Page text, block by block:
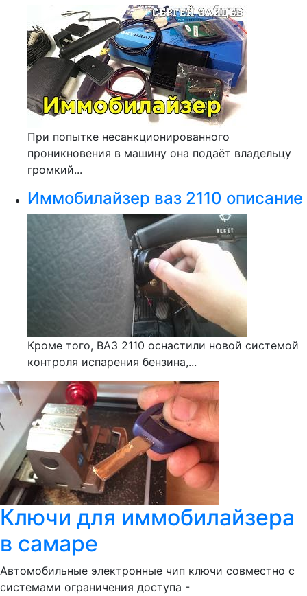
При попытке несанкционированного
проникновения в машину она подаёт владельцу
громкий...
Иммобилайзер ваз 2110 описание
Кроме того, ВАЗ 2110 оснастили новой системой
контроля испарения бензина,...
Ключи для иммобилайзера
в самаре
Автомобильные электронные чип ключи совместно с
системами ограничения доступа -